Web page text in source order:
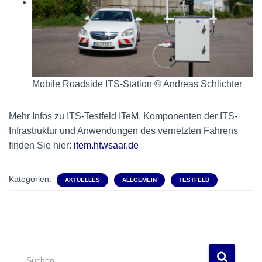
Mobile Roadside ITS-Station © Andreas Schlichter
Mehr Infos zu ITS-Testfeld ITeM, Komponenten der ITS-
Infrastruktur und Anwendungen des vernetzten Fahrens
finden Sie hier: item.htwsaar.de
Kategorien: AKTUELLES ALLGEMEIN TESTFELD
S